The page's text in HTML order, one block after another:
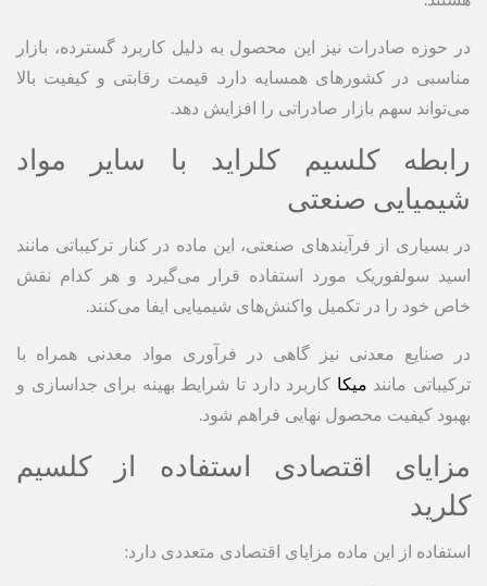
در حوزه صادرات نیز این محصول به دلیل کاربرد گسترده، بازار
مناسبی در کشورهای همسایه دارد. قیمت رقابتی و کیفیت بالا
می‌تواند سهم بازار صادراتی را افزایش دهد.
رابطه کلسیم کلراید با سایر مواد
شیمیایی صنعتی
در بسیاری از فرآیندهای صنعتی، این ماده در کنار ترکیباتی مانند
اسید سولفوریک مورد استفاده قرار می‌گیرد و هر کدام نقش
خاص خود را در تکمیل واکنش‌های شیمیایی ایفا می‌کنند.
در صنایع معدنی نیز گاهی در فرآوری مواد معدنی همراه با
ترکیباتی مانند میکا کاربرد دارد تا شرایط بهینه برای جداسازی و
بهبود کیفیت محصول نهایی فراهم شود.
مزایای اقتصادی استفاده از کلسیم
کلرید
استفاده از این ماده مزایای اقتصادی متعددی دارد: